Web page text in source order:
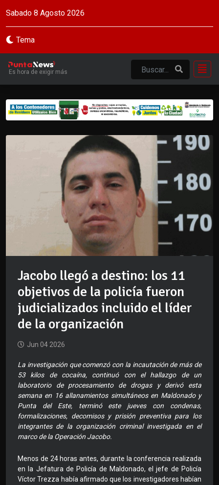
Sabado 8 Agosto 2026
Tema
Es hora de exigir más
Jacobo llegó a destino: los 11
objetivos de la policía fueron
judicializados incluido el líder
de la organización
Jun 04 2026
La investigación que comenzó con la incautación de más de
53 kilos de cocaína, continuó con el hallazgo de un
laboratorio de procesamiento de drogas y derivó esta
semana en 16 allanamientos simultáneos en Maldonado y
Punta del Este, terminó este jueves con condenas,
formalizaciones, decomisos y prisión preventiva para los
integrantes de la organización criminal investigada en el
marco de la Operación Jacobo.
Menos de 24 horas antes, durante la conferencia realizada
en la Jefatura de Policía de Maldonado, el jefe de Policía
Víctor Trezza había afirmado que los investigadores habían